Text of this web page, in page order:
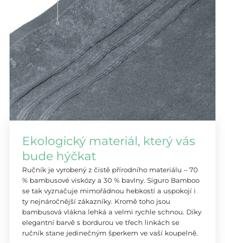
Ekologický materiál, který vás
bude hýčkat
Ručník je vyrobený z čistě přírodního materiálu – 70
% bambusové viskózy a 30 % bavlny. Siguro Bamboo
se tak vyznačuje mimořádnou hebkostí a uspokojí i
ty nejnáročnější zákazníky. Kromě toho jsou
bambusová vlákna lehká a velmi rychle schnou. Díky
elegantní barvě s bordurou ve třech linkách se
ručník stane jedinečným šperkem ve vaší koupelně.